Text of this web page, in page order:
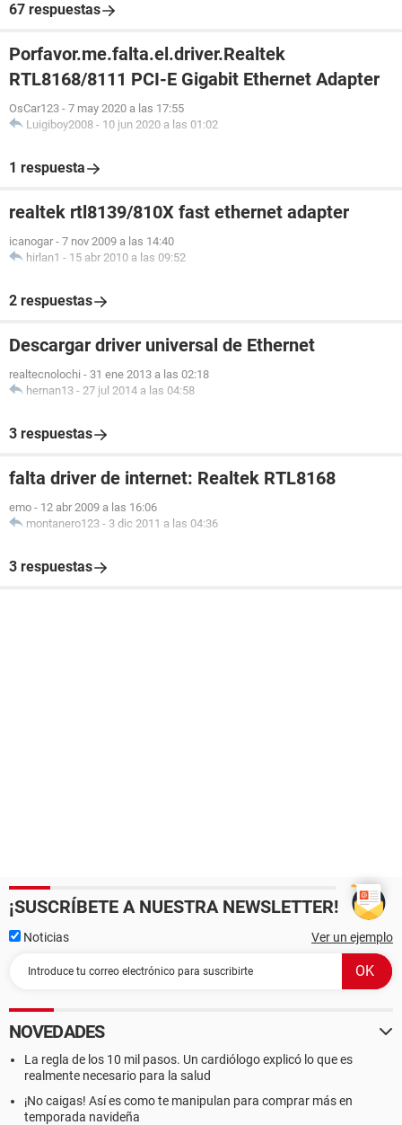
67 respuestas
Porfavor.me.falta.el.driver.Realtek
RTL8168/8111 PCI-E Gigabit Ethernet Adapter
OsCar123 - 7 may 2020 a las 17:55
Luigiboy2008 - 10 jun 2020 a las 01:02
1 respuesta
realtek rtl8139/810X fast ethernet adapter
icanogar - 7 nov 2009 a las 14:40
hirlan1 - 15 abr 2010 a las 09:52
2 respuestas
Descargar driver universal de Ethernet
realtecnolochi - 31 ene 2013 a las 02:18
hernan13 - 27 jul 2014 a las 04:58
3 respuestas
falta driver de internet: Realtek RTL8168
emo - 12 abr 2009 a las 16:06
montanero123 - 3 dic 2011 a las 04:36
3 respuestas
¡SUSCRÍBETE A NUESTRA NEWSLETTER!
Noticias Ver un ejemplo
NOVEDADES
La regla de los 10 mil pasos. Un cardiólogo explicó lo que es
realmente necesario para la salud
¡No caigas! Así es como te manipulan para comprar más en
temporada navideña